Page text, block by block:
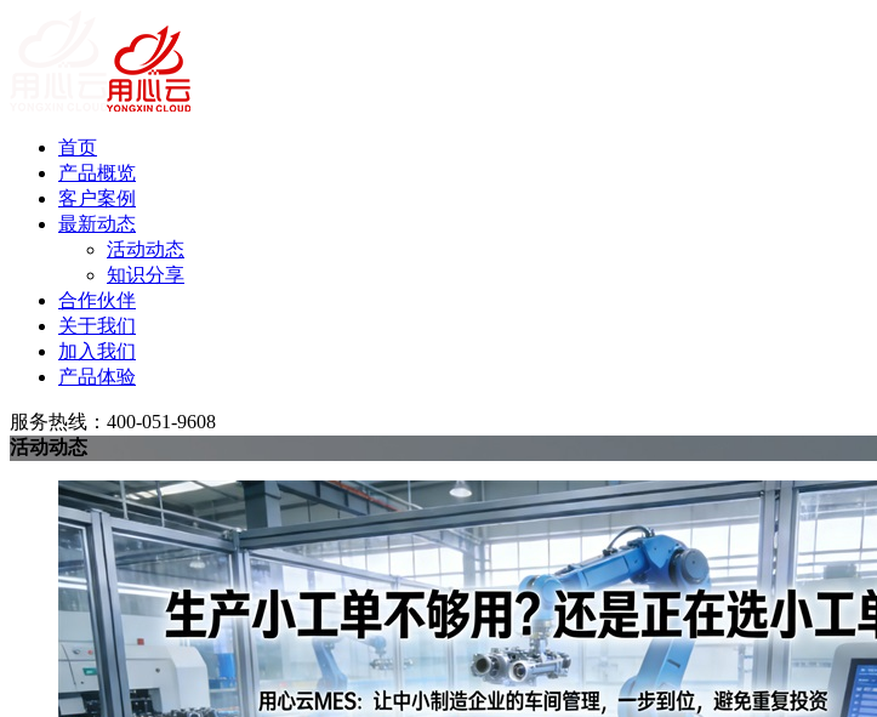
首页
产品概览
客户案例
最新动态
活动动态
知识分享
合作伙伴
关于我们
加入我们
产品体验
服务热线：400-051-9608
活动动态